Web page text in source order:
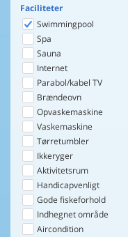
Faciliteter
Swimmingpool
Spa
Sauna
Internet
Parabol/kabel TV
Brændeovn
Opvaskemaskine
Vaskemaskine
Tørretumbler
Ikkeryger
Aktivitetsrum
Handicapvenligt
Gode fiskeforhold
Indhegnet område
Aircondition